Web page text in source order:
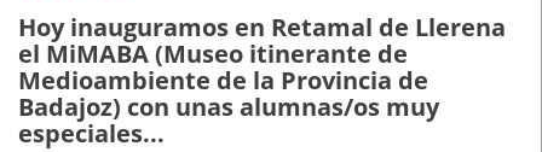
Hoy inauguramos en Retamal de Llerena
el MiMABA (Museo itinerante de
Medioambiente de la Provincia de
Badajoz) con unas alumnas/os muy
especiales...